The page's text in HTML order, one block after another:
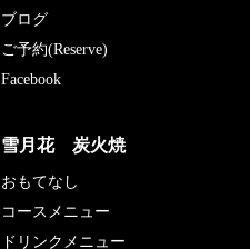
ブログ
ご予約(Reserve)
Facebook
雪月花 炭火焼
おもてなし
コースメニュー
ドリンクメニュー